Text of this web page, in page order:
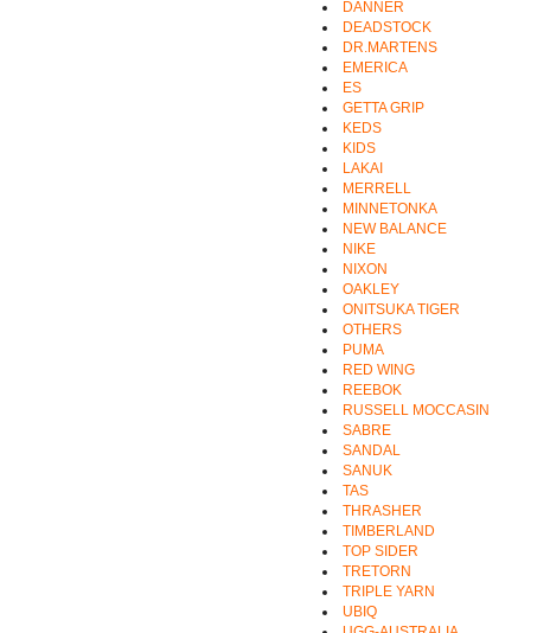
DANNER
DEADSTOCK
DR.MARTENS
EMERICA
ES
GETTA GRIP
KEDS
KIDS
LAKAI
MERRELL
MINNETONKA
NEW BALANCE
NIKE
NIXON
OAKLEY
ONITSUKA TIGER
OTHERS
PUMA
RED WING
REEBOK
RUSSELL MOCCASIN
SABRE
SANDAL
SANUK
TAS
THRASHER
TIMBERLAND
TOP SIDER
TRETORN
TRIPLE YARN
UBIQ